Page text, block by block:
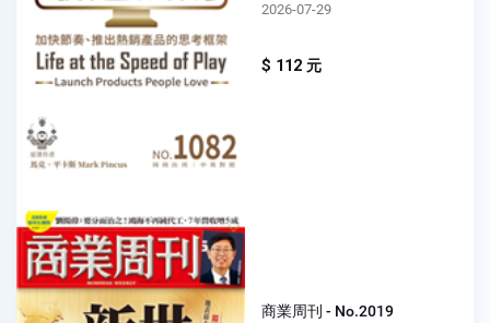
2026-07-29
$ 112 元
商業周刊 - No.2019